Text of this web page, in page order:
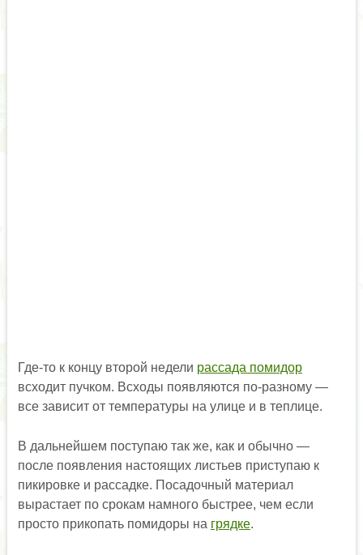
Где-то к концу второй недели рассада помидор
всходит пучком. Всходы появляются по-разному —
все зависит от температуры на улице и в теплице.
В дальнейшем поступаю так же, как и обычно —
после появления настоящих листьев приступаю к
пикировке и рассадке. Посадочный материал
вырастает по срокам намного быстрее, чем если
просто прикопать помидоры на грядке.